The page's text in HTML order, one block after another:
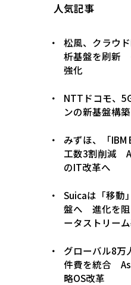
人気記事
松風、クラウ
析基盤を刷新
強化
NTTドコモ、
ンの新基盤構
みずほ、「
工数3割削減
のIT改革へ
Suicaは「移動
盤へ 進化を阻
ータストリー
グローバル8万
件費を統合
略OS改革